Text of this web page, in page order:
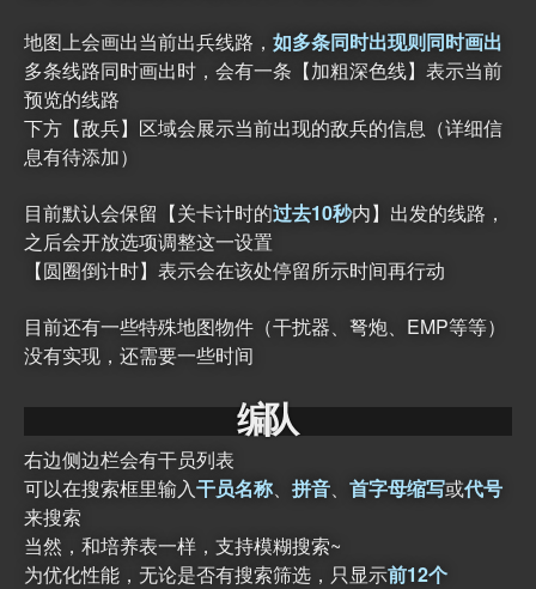
地图上会画出当前出兵线路， 如多条同时出现则同时画出
多条线路同时画出时，会有一条【加粗深色线】表示当前
预览的线路
下方【敌兵】区域会展示当前出现的敌兵的信息（详细信
息有待添加）
目前默认会保留【关卡计时的过去10秒内】出发的线路，
之后会开放选项调整这一设置
【圆圈倒计时】表示会在该处停留所示时间再行动
目前还有一些特殊地图物件（干扰器、弩炮、EMP等等）
没有实现，还需要一些时间
编队
右边侧边栏会有干员列表
可以在搜索框里输入干员名称、 拼音、 首字母缩写或代号
来搜索
当然，和培养表一样，支持模糊搜索~
为优化性能，无论是否有搜索筛选，只显示前12个